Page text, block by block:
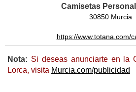
Camisetas
30850 Murcia
https://www.totana.com/
Nota: Si deseas anunciarte en la
Lorca, visita Murcia.com/publicidad